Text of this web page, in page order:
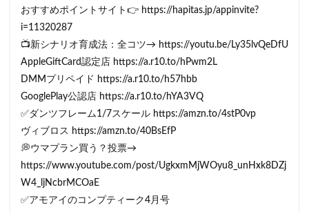
おすすめポイントサイト👉 https://hapitas.jp/appinvite?
i=11320287
📺新シナリオ育成法：全コツ→ https://youtu.be/Ly35lvQeDfU
AppleGiftCard認定店 https://a.r10.to/hPwm2L
DMMプリペイド https://a.r10.to/h57hbb
GooglePlay公認店 https://a.r10.to/hYA3VQ
✅ダンツフレーム1/7スケール https://amzn.to/4stP0vp
ヴィブロス https://amzn.to/40BsEfP
💭ウマプラン買う？投票→
https://www.youtube.com/post/UgkxmMjWOyu8_unHxk8DZj
W4_ljNcbrMCOaE
✅アモアイのコンプティーク4月号